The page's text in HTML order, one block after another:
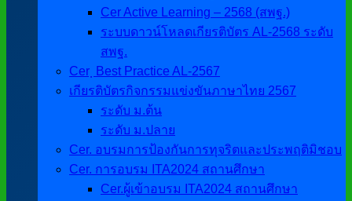
Cer Active Learning – 2568 (สพฐ.)
ระบบดาวน์โหลดเกียรติบัตร AL-2568 ระดับ
สพฐ.
Cer ฺ Best Practice AL-2567
เกียรติบัตรกิจกรรมแข่งขันภาษาไทย 2567
ระดับ ม.ต้น
ระดับ ม.ปลาย
Cer. อบรมการป้องกันการทุจริตและประพฤติมิชอบ
Cer. การอบรม ITA2024 สถานศึกษา
Cer.ผู้เข้าอบรม ITA2024 สถานศึกษา